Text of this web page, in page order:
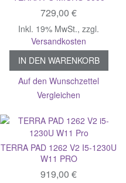
729,00 €
Inkl. 19% MwSt.,zzgl.
Versandkosten
IN DEN WARENKORB
Auf den Wunschzettel
Vergleichen
TERRA PAD 1262 V2 I5-1230U
W11 PRO
919,00 €